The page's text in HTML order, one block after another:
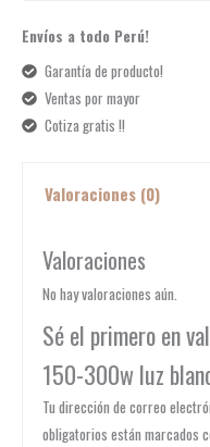
Envíos a todo Perú!
Garantía de producto!
Ventas por mayor
Cotiza gratis !!
Valoraciones (0)
Valoraciones
No hay valoraciones aún.
Sé el primero en
150-300w luz
Tu dirección de correo
obligatorios están marcados